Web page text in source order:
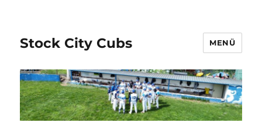
Stock City Cubs MENÜ